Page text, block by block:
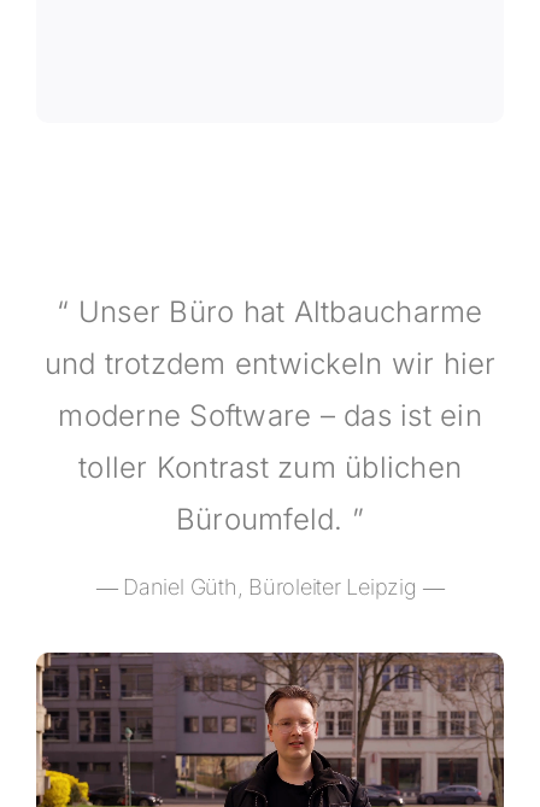
“ Unser Büro hat Altbaucharme
und trotzdem entwickeln wir hier
moderne Software – das ist ein
toller Kontrast zum üblichen
Büroumfeld. ”
― Daniel Güth, Büroleiter Leipzig ―